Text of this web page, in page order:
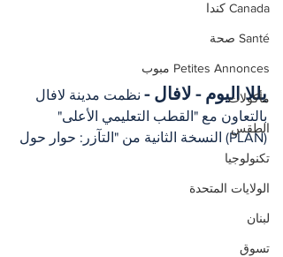
Canada كندا
Santé صحة
Petites Annonces مبوب
مأكولات
الطقس
تكنولوجيا
الولايات المتحدة
لبنان
تسوق
يللا اليوم - لافال - نظمت مدينة لافال
بالتعاون مع "القطب التعليمي الأعلى"
(PLAN) النسخة الثانية من "التآزر: حوار حول